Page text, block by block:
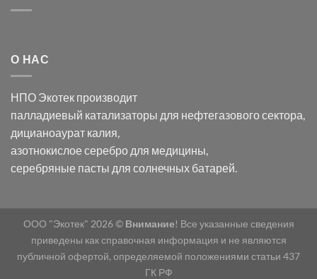
оксида
в
электролите
калий
дицианоаурат–
гексацианоферрата
О НАС
НПО Экотек производит
палладиевый катализаторы для нефтегазового сектора,
дицианоаурат калия,
азотнокислое серебро для медицины,
серебряные пасты для солнечных батарей.
ООО "Экотек" 2026 © Внимание! Все указанные сведения
приведены как справочная информация и не являются
публичной офертой, определяемой положениями статьи 437
ГК РФ